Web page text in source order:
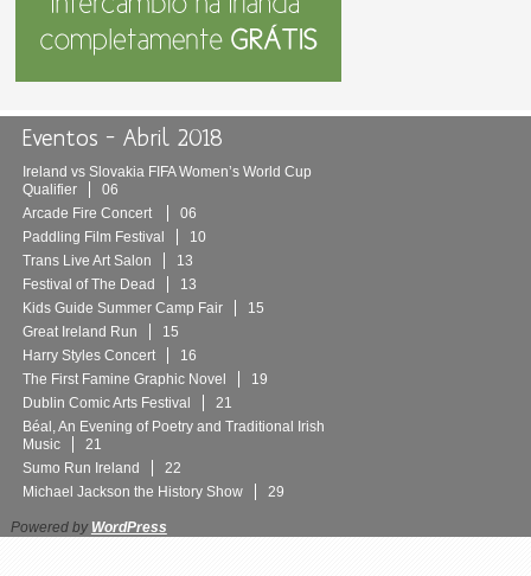
Eventos – Abril 2018
Ireland vs Slovakia FIFA Women’s World Cup
Qualifier
06
Arcade Fire Concert
06
Paddling Film Festival
10
Trans Live Art Salon
13
Festival of The Dead
13
Kids Guide Summer Camp Fair
15
Great Ireland Run
15
Harry Styles Concert
16
The First Famine Graphic Novel
19
Dublin Comic Arts Festival
21
Béal, An Evening of Poetry and Traditional Irish
Music
21
Sumo Run Ireland
22
Michael Jackson the History Show
29
Powered by WordPress